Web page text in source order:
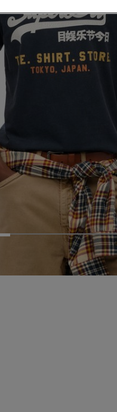
4 5 6